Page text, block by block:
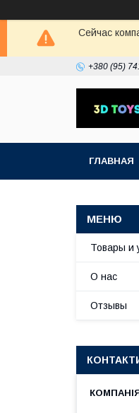
Сейчас
+380 (95)
ГЛАВНАЯ
Товары и
О нас
Отзывы